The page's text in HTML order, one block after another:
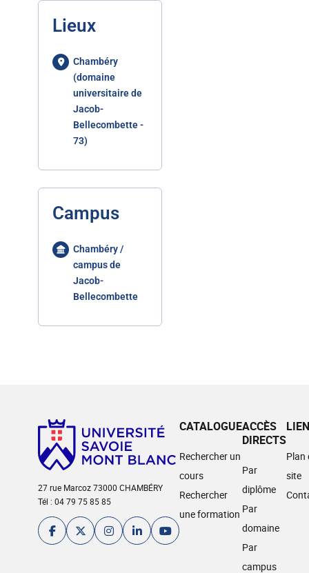
Lieux
Chambéry
(domaine
universitaire de
Jacob-
Bellecombette -
73)
Campus
Chambéry /
campus de
Jacob-
Bellecombette
27 rue Marcoz 73000 CHAMBÉRY
Tél : 04 79 75 85 85
CATALOGUE
Rechercher un
cours
Rechercher
une formation
ACCÈS
DIRECTS
Par
diplôme
Par
domaine
Par
campus
Plan
site